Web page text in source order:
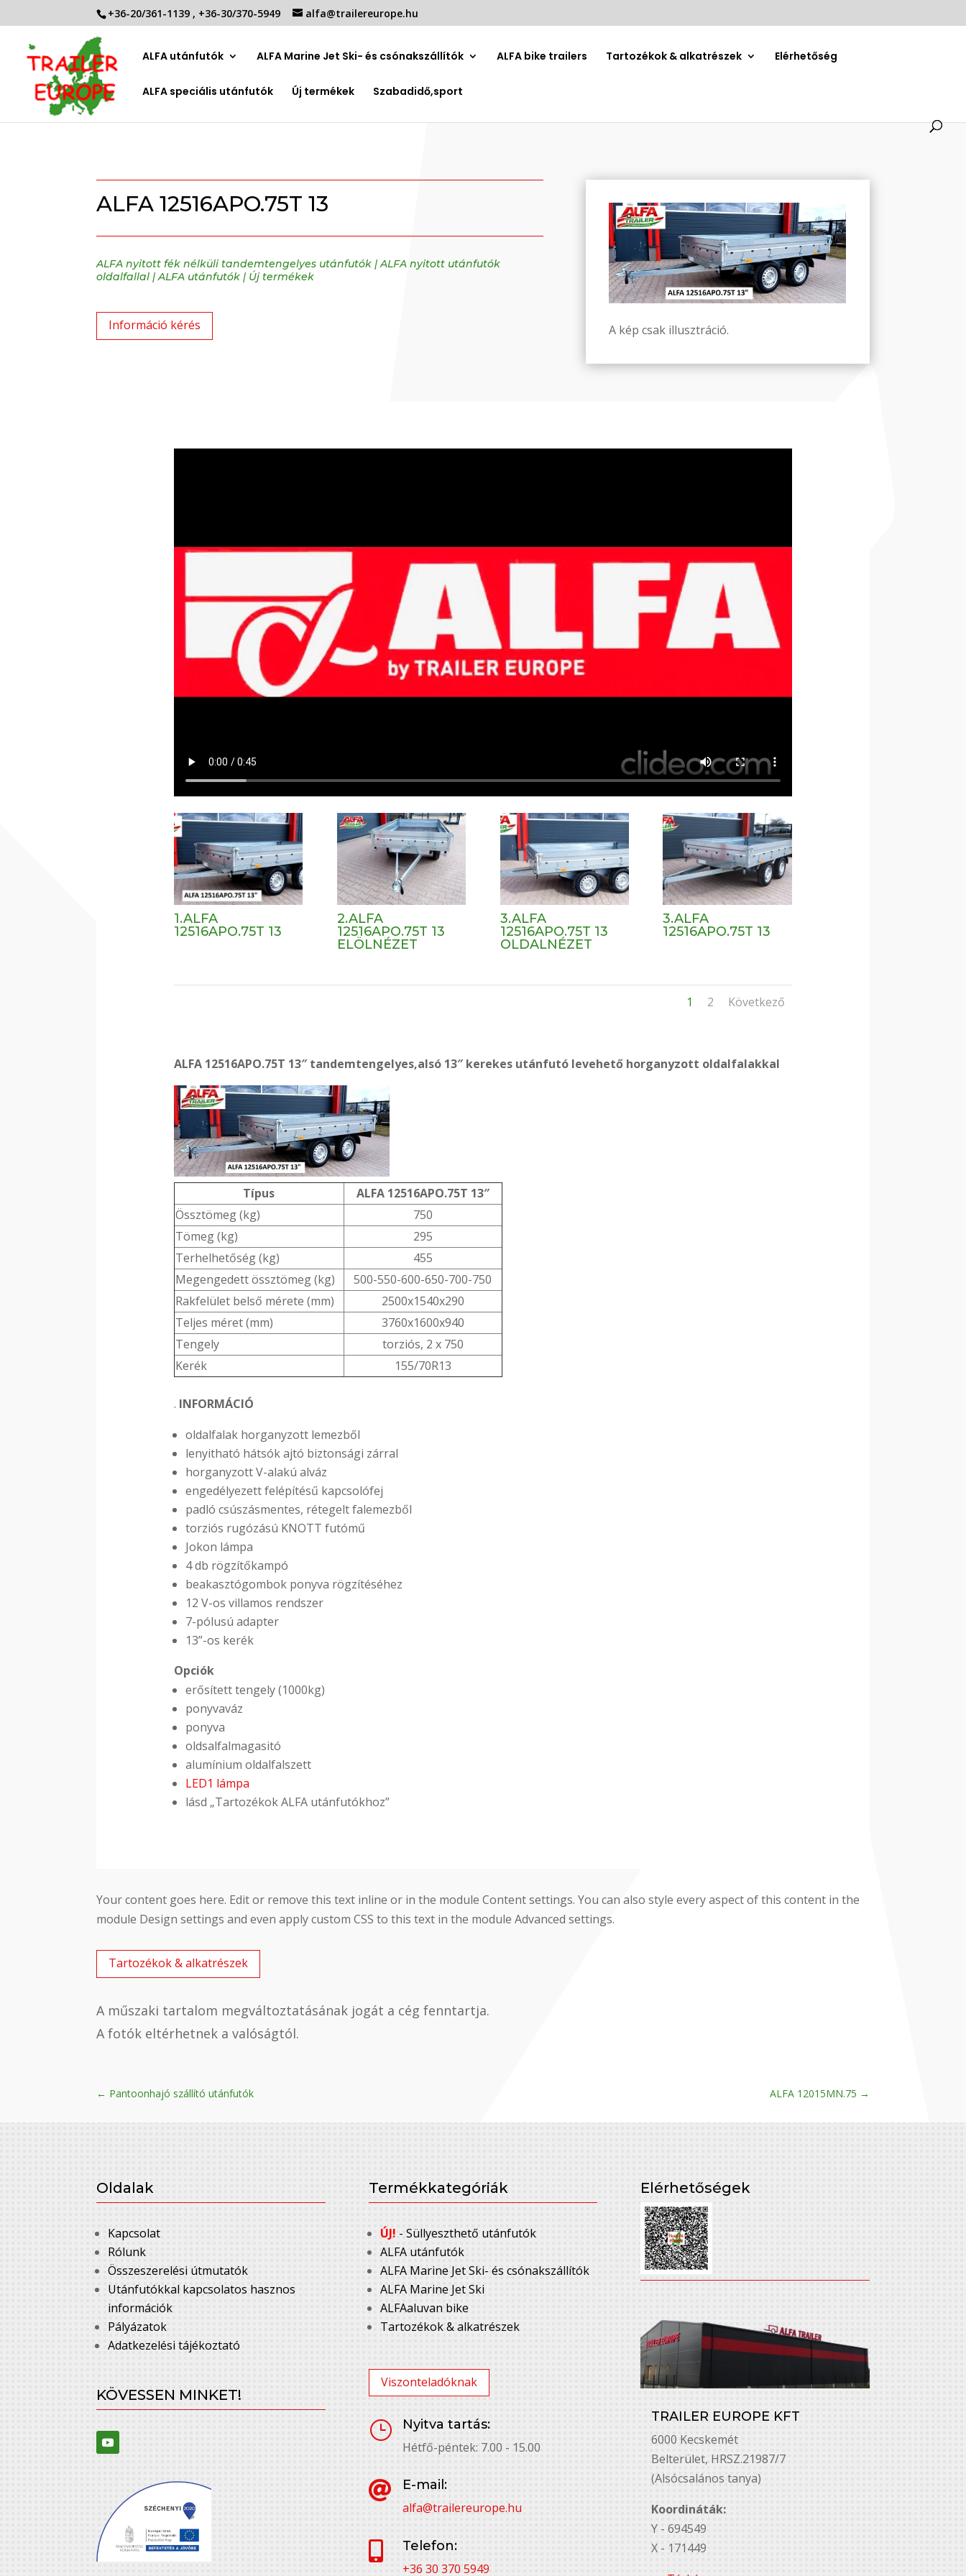
+36-20/361-1139 , +36-30/370-5949 alfa@trailereurope.hu
ALFA utánfutók ALFA Marine Jet Ski- és csónakszállítók ALFA bike trailers Tartozékok & alkatrészek Elérhetőség
ALFA speciális utánfutók Új termékek Szabadidő,sport
ALFA 12516APO.75T 13
ALFA nyitott fék nélküli tandemtengelyes utánfutók |ALFA nyitott utánfutók
oldalfallal |ALFA utánfutók | Új termékek
Információ kérés A kép csak illusztráció.
1.ALFA
12516APO.75T 13
2.ALFA
12516APO.75T 13
ELÖLNÉZET
3.ALFA
12516APO.75T 13
OLDALNÉZET
3.ALFA
12516APO.75T 13
1 2 Következő
ALFA 12516APO.75T 13″ tandemtengelyes,alsó 13″ kerekes utánfutó levehető horganyzott oldalfalakkal
Típus
ALFA 12516APO.75T 13″
Össztömeg (kg)
750
Tömeg (kg)
295
Terhelhetőség (kg)
455
Megengedett össztömeg (kg)
500-550-600-650-700-750
Rakfelület belső mérete (mm)
2500x1540x290
Teljes méret (mm)
3760x1600x940
Tengely
torziós, 2 x 750
Kerék
155/70R13
. INFORMÁCIÓ
oldalfalak horganyzott lemezből
lenyitható hátsók ajtó biztonsági zárral
horganyzott V-alakú alváz
engedélyezett felépítésű kapcsolófej
padló csúszásmentes, rétegelt falemezből
torziós rugózású KNOTT futómű
Jokon lámpa
4 db rögzítőkampó
beakasztógombok ponyva rögzítéséhez
12 V-os villamos rendszer
7-pólusú adapter
13”-os kerék
Opciók
erősített tengely (1000kg)
ponyvaváz
ponyva
oldsalfalmagasitó
alumínium oldalfalszett
LED1 lámpa
lásd „Tartozékok ALFA utánfutókhoz”
Your content goes here. Edit or remove this text inline or in the module Content settings. You can also style every aspect of this content in the
module Design settings and even apply custom CSS to this text in the module Advanced settings.
Tartozékok & alkatrészek
A műszaki tartalom megváltoztatásának jogát a cég fenntartja.
A fotók eltérhetnek a valóságtól.
← Pantoonhajó szállító utánfutók ALFA 12015MN.75 →
Oldalak
Kapcsolat
Rólunk
Összeszerelési útmutatók
Utánfutókkal kapcsolatos hasznos
információk
Pályázatok
Adatkezelési tájékoztató
KÖVESSEN MINKET!
Termékkategóriák
ÚJ! - Süllyeszthető utánfutók
ALFA utánfutók
ALFA Marine Jet Ski- és csónakszállítók
ALFA Marine Jet Ski
ALFAaluvan bike
Tartozékok & alkatrészek
Viszonteladóknak
}
Nyitva tartás:
Hétfő-péntek: 7.00 - 15.00

E-mail:
alfa@trailereurope.hu

Telefon:
+36 30 370 5949
Elérhetőségek
TRAILER EUROPE KFT
6000 Kecskemét
Belterület, HRSZ.21987/7
(Alsócsalános tanya)
Koordináták:
Y - 694549
X - 171449